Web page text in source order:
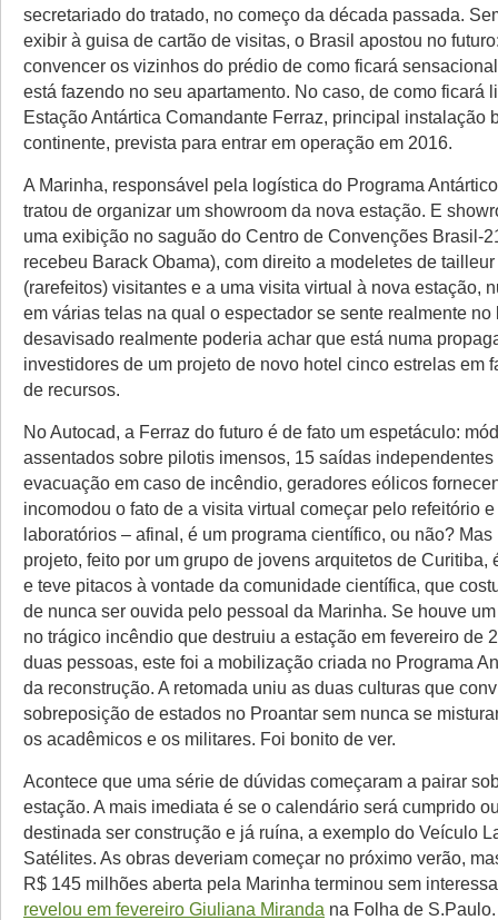
secretariado do tratado, no começo da década passada.
exibir à guisa de cartão de visitas, o Brasil apostou no
convencer os vizinhos do prédio de como ficará
está fazendo no seu apartamento. No caso, de como ficará
Estação Antártica Comandante Ferraz, principal instalação
continente, prevista para entrar em operação em 2016.
A Marinha, responsável pela logística do Programa
tratou de organizar um showroom da nova estação. E
uma exibição no saguão do Centro de Convenções Brasil-
recebeu Barack Obama), com direito a modeletes de
(rarefeitos) visitantes e a uma visita virtual à nova estação,
em várias telas na qual o espectador se sente realmente no
desavisado realmente poderia achar que está numa
investidores de um projeto de novo hotel cinco estrelas em
de recursos.
No Autocad, a Ferraz do futuro é de fato um espetáculo:
assentados sobre pilotis imensos, 15 saídas
evacuação em caso de incêndio, geradores eólicos
incomodou o fato de a visita virtual começar pelo refeitório
laboratórios – afinal, é um programa científico, ou não? Mas
projeto, feito por um grupo de jovens arquitetos de Curitiba,
e teve pitacos à vontade da comunidade científica, que
de nunca ser ouvida pelo pessoal da Marinha. Se houve
no trágico incêndio que destruiu a estação em fevereiro de
duas pessoas, este foi a mobilização criada no Programa
da reconstrução. A retomada uniu as duas culturas que
sobreposição de estados no Proantar sem nunca se
os acadêmicos e os militares. Foi bonito de ver.
Acontece que uma série de dúvidas começaram a pairar
estação. A mais imediata é se o calendário será cumprido
destinada ser construção e já ruína, a exemplo do Veículo
Satélites. As obras deveriam começar no próximo verão,
R$ 145 milhões aberta pela Marinha terminou sem
revelou em fevereiro Giuliana Miranda na Folha de